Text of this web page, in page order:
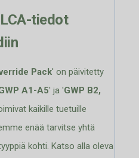
tiedot
Pack' on päivitetty
A1-A5' ja 'GWP B2,
kaikille tuetuille
enää tarvitse yhtä
kohti. Katso alla oleva